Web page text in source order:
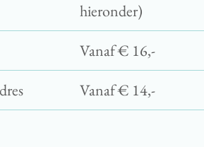
hieronder)
Vanaf € 16,-
Vanaf € 14,-